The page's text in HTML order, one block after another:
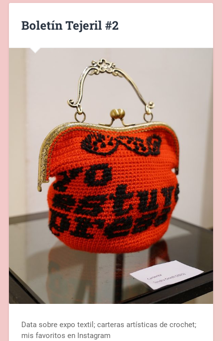
Boletín Tejeril #2
Data sobre expo textil; carteras artísticas de crochet;
mis favoritos en Instagram